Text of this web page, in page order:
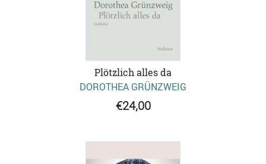
Plötzlich alles da
DOROTHEA GRÜNZWEIG
€24,00